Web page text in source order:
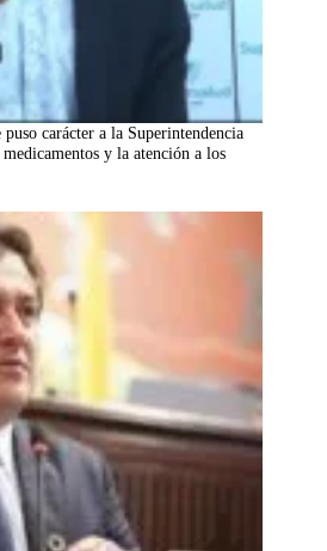
carácter a la Superintendencia
y la atención a los